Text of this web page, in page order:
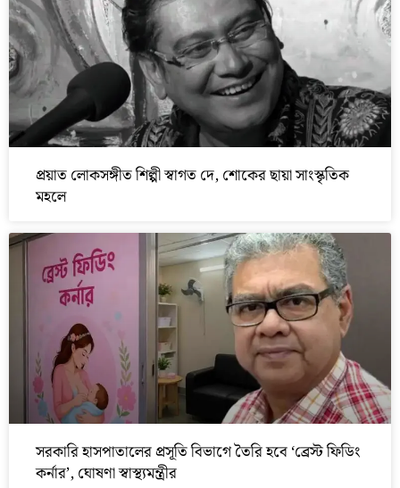
প্রয়াত লোকসঙ্গীত শিল্পী স্বাগত দে, শোকের ছায়া সাংস্কৃতিক
মহলে
সরকারি হাসপাতালের প্রসূতি বিভাগে তৈরি হবে ‘ব্রেস্ট ফিডিং
কর্নার’, ঘোষণা স্বাস্থ্যমন্ত্রীর